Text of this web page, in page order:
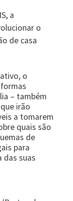
a
o
de casa
o
– também
irão
a tomarem
quais são
de
para
das suas